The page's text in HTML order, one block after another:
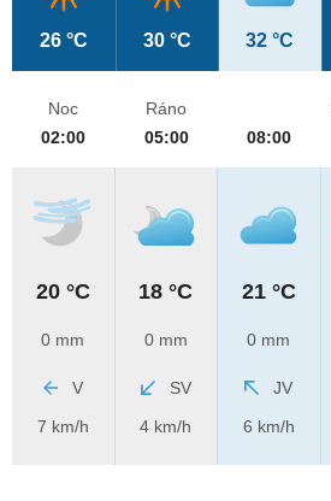
26 °C 30 °C 32 °C
Noc
02:00
20 °C
0 mm
V
7 km/h
Ráno
05:00
18 °C
0 mm
SV
4 km/h
08:00
21 °C
0 mm
JV
6 km/h